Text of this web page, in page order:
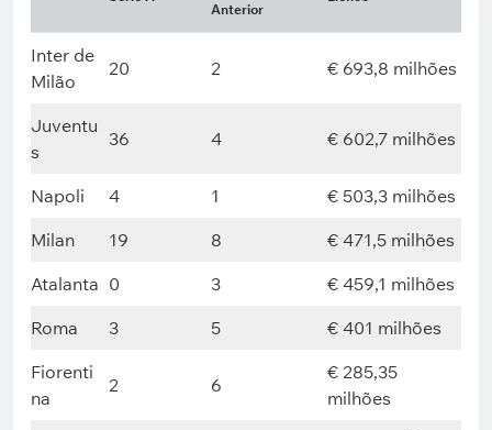
Anterior
Inter de
Milão
20 2 € 693,8 milhões
Juventu
s
36 4 € 602,7 milhões
Napoli 4 1
€ 503,3 milhões
Milan
19 8
€ 471,5 milhões
Atalanta 0 3
€ 459,1 milhões
Roma
3 5
€ 401 milhões
Fiorenti
na
2 6
€ 285,35
milhões